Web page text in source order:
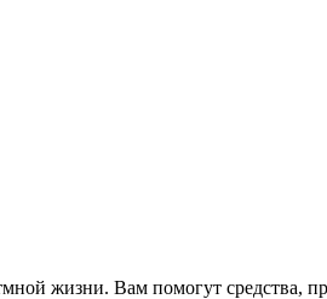
жизни. Вам помогут средства,